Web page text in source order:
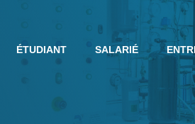
ÉTUDIANT SALARIÉ